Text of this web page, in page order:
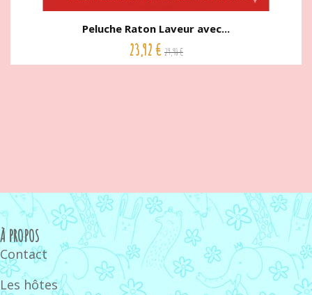
Peluche Raton Laveur avec...
23,92 € 29,90 €
À PROPOS
Contact
Les hôtes